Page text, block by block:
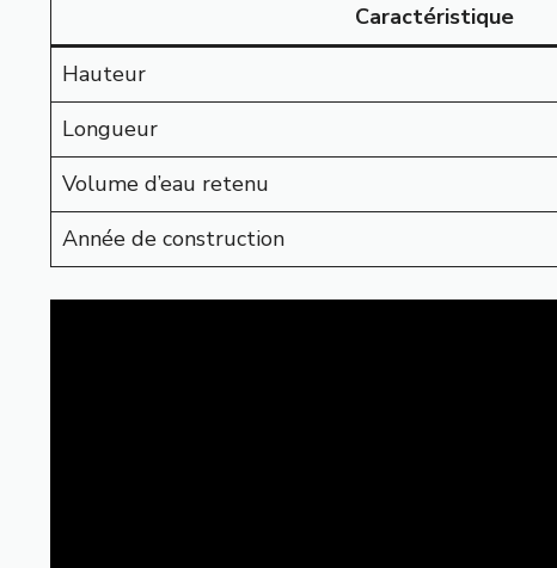
Caractéristique
Hauteur
Longueur
Volume d’eau retenu
Année de construction